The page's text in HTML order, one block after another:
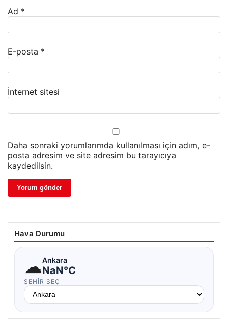
Ad *
E-posta *
İnternet sitesi
Daha sonraki yorumlarımda kullanılması için adım, e-
posta adresim ve site adresim bu tarayıcıya
kaydedilsin.
Hava Durumu
☁Ankara
NaN°C
ŞEHIR SEÇ